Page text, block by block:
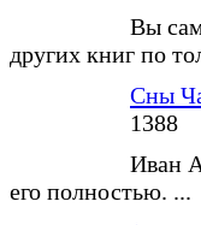
Вы
других книг по
Сны
1388
Иван
его полностью. ...